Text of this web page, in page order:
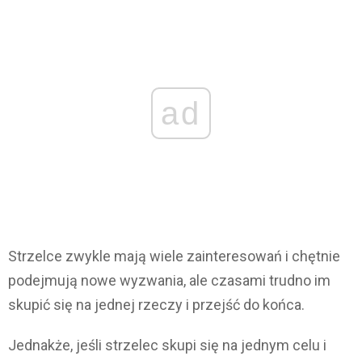
ad
Strzelce zwykle mają wiele zainteresowań i chętnie
podejmują nowe wyzwania, ale czasami trudno im
skupić się na jednej rzeczy i przejść do końca.
Jednakże, jeśli strzelec skupi się na jednym celu i